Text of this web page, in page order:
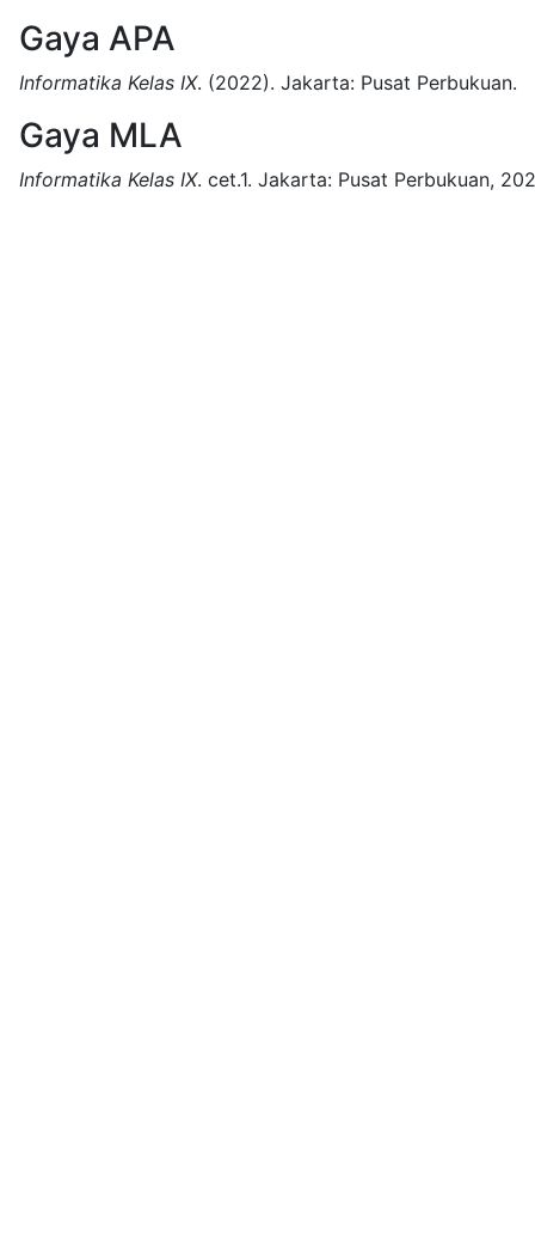
Gaya APA
Informatika Kelas IX. (2022). Jakarta: Pusat Perbukuan.
Gaya MLA
Informatika Kelas IX. cet.1. Jakarta: Pusat Perbukuan,